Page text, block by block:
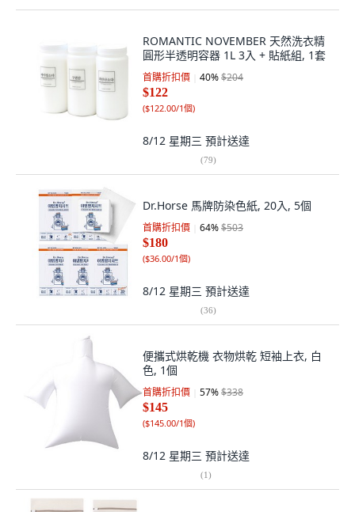
ROMANTIC NOVEMBER 天然洗衣精
圓形半透明容器 1L 3入 + 貼紙組, 1套
首購折扣價 40%$204
$122
($122.00/1個)
8/12 星期三 預計送達
(79)
Dr.Horse 馬牌防染色紙, 20入, 5個
首購折扣價 64%$503
$180
($36.00/1個)
8/12 星期三 預計送達
(36)
便攜式烘乾機 衣物烘乾 短袖上衣, 白
色, 1個
首購折扣價 57%$338
$145
($145.00/1個)
8/12 星期三 預計送達
(1)